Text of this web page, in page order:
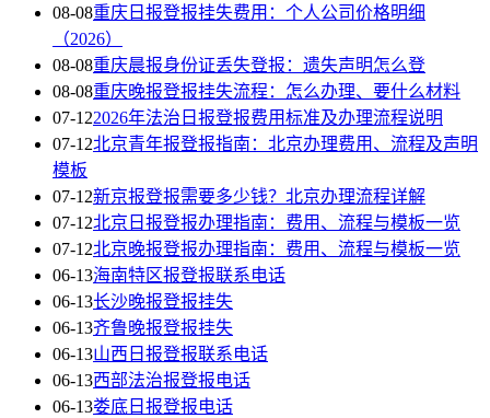
08-08重庆日报登报挂失费用：个人公司价格明细
（2026）
08-08重庆晨报身份证丢失登报：遗失声明怎么登
08-08重庆晚报登报挂失流程：怎么办理、要什么材料
07-122026年法治日报登报费用标准及办理流程说明
07-12北京青年报登报指南：北京办理费用、流程及声明
模板
07-12新京报登报需要多少钱？北京办理流程详解
07-12北京日报登报办理指南：费用、流程与模板一览
07-12北京晚报登报办理指南：费用、流程与模板一览
06-13海南特区报登报联系电话
06-13长沙晚报登报挂失
06-13齐鲁晚报登报挂失
06-13山西日报登报联系电话
06-13西部法治报登报电话
06-13娄底日报登报电话